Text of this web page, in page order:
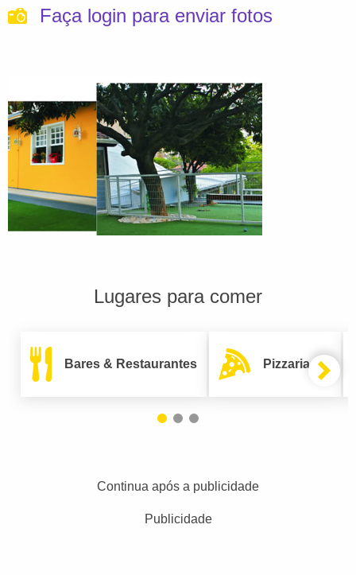
Faça login para enviar fotos
Lugares para comer
Bares & Restaurantes Pizzarias
Continua após a publicidade
Publicidade